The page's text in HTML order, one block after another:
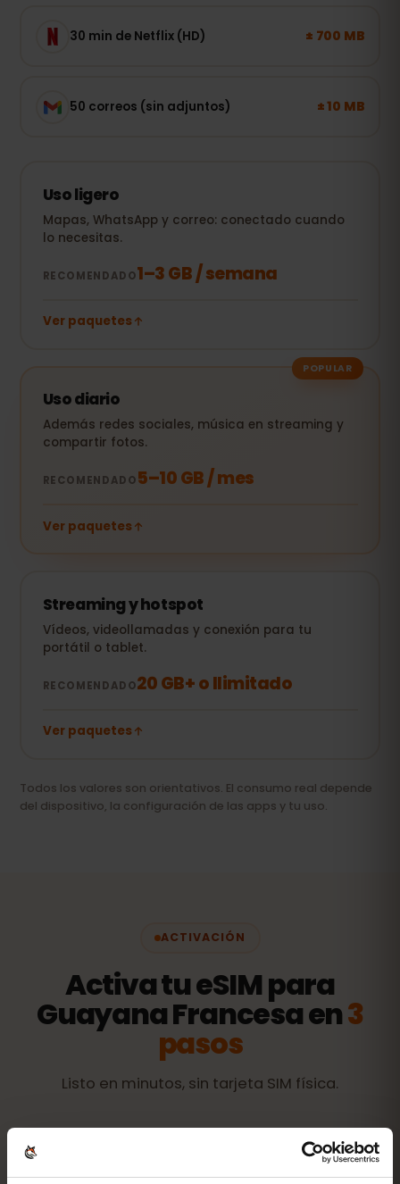
30 min de Netflix (HD) ± 700 MB
50 correos (sin adjuntos) ± 10 MB
Uso ligero
Mapas, WhatsApp y correo: conectado cuando
lo necesitas.
RECOMENDADO1–3 GB / semana
Ver paquetes
POPULAR
Uso diario
Además redes sociales, música en streaming y
compartir fotos.
RECOMENDADO5–10 GB / mes
Ver paquetes
Streaming y hotspot
Vídeos, videollamadas y conexión para tu
portátil o tablet.
RECOMENDADO20 GB+ o Ilimitado
Ver paquetes
Todos los valores son orientativos. El consumo real depende
del dispositivo, la configuración de las apps y tu uso.
ACTIVACIÓN
Activa tu eSIM para
Guayana Francesa en3
pasos
Listo en minutos, sin tarjeta SIM física.